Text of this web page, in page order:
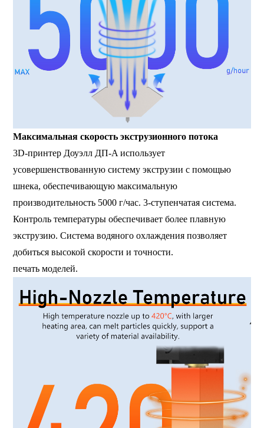
Максимальная скорость экструзионного потока
3D-принтер Доуэлл ДП-A использует
усовершенствованную систему экструзии с помощью
шнека, обеспечивающую максимальную
производительность 5000 г/час. 3-ступенчатая система.
Контроль температуры обеспечивает более плавную
экструзию. Система водяного охлаждения позволяет
добиться высокой скорости и точности.
печать моделей.